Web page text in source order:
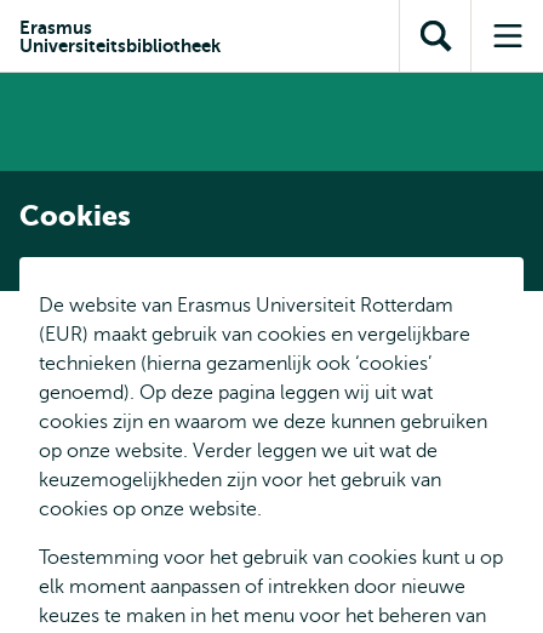
inhoud
Direct naar
subnavigatie
Erasmus
Universiteitsbibliotheek
Toon
zoekveld
Cookies
De website van Erasmus Universiteit Rotterdam
(EUR) maakt gebruik van cookies en vergelijkbare
technieken (hierna gezamenlijk ook ‘cookies’
genoemd). Op deze pagina leggen wij uit wat
cookies zijn en waarom we deze kunnen gebruiken
op onze website. Verder leggen we uit wat de
keuzemogelijkheden zijn voor het gebruik van
cookies op onze website.
Toestemming voor het gebruik van cookies kunt u op
elk moment aanpassen of intrekken door nieuwe
keuzes te maken in het menu voor het beheren van